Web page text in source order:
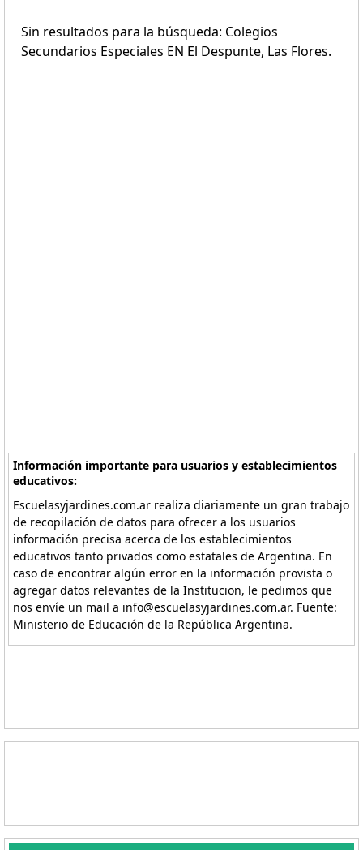
Sin resultados para la búsqueda: Colegios
Secundarios Especiales EN El Despunte, Las Flores.
Información importante para usuarios y establecimientos
educativos:
Escuelasyjardines.com.ar realiza diariamente un gran trabajo
de recopilación de datos para ofrecer a los usuarios
información precisa acerca de los establecimientos
educativos tanto privados como estatales de Argentina. En
caso de encontrar algún error en la información provista o
agregar datos relevantes de la Institucion, le pedimos que
nos envíe un mail a info@escuelasyjardines.com.ar. Fuente:
Ministerio de Educación de la República Argentina.